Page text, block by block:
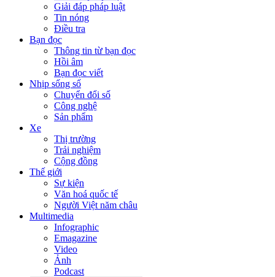
Giải đáp pháp luật
Tin nóng
Điều tra
Bạn đọc
Thông tin từ bạn đọc
Hồi âm
Bạn đọc viết
Nhịp sống số
Chuyển đổi số
Công nghệ
Sản phẩm
Xe
Thị trường
Trải nghiệm
Cộng đồng
Thế giới
Sự kiện
Văn hoá quốc tế
Người Việt năm châu
Multimedia
Infographic
Emagazine
Video
Ảnh
Podcast